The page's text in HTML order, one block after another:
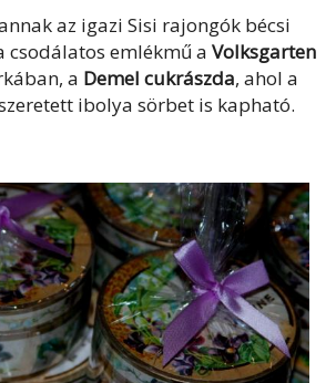
az igazi Sisi rajongók bécsi
csodálatos emlékmű a Volksgarten
a Demel cukrászda, ahol a
ibolya sörbet is kapható.